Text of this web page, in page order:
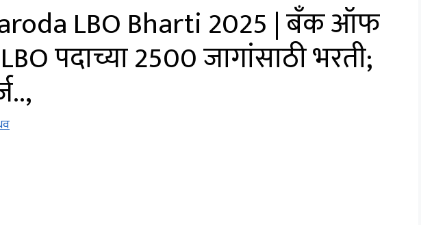
LBO Bharti 2025 | बँक ऑफ
पदाच्या 2500 जागांसाठी भरती;